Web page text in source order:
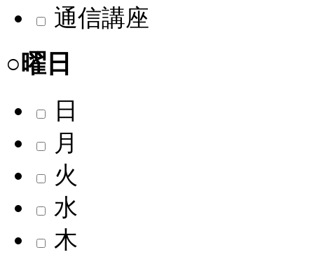
通信講座
○曜日
日
月
火
水
木